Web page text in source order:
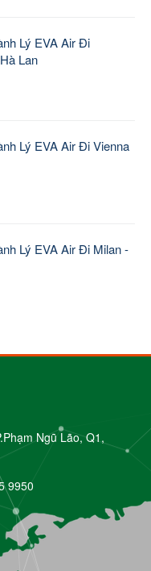
Lý EVA Air Đi
Lan
Lý EVA Air Đi Vienna
Lý EVA Air Đi Milan -
Ngũ Lão, Q1,
9950